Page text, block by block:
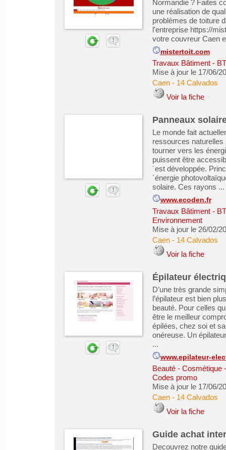
Normandie ? Faites
une réalisation de
problèmes de toiture
l'entreprise https://
votre couvreur Caen
mistertoit.com
Travaux Bâtiment -
Mise à jour le 17/06/
Caen- 14 Calvados
Voir la fiche
Panneaux
Le monde fait
ressources naturelles
tourner vers les
puissent être
´est développée.
´énergie
solaire. Ces rayons ...
www.ecoden.fr
Travaux Bâtiment -
Environnement
Mise à jour le 26/02/
Caen- 14 Calvados
Voir la fiche
Épilateur
D’une très grande
l’épilateur est bien
beauté. Pour celles
être le meilleur
épilées, chez soi et
onéreuse. Un
...
www.epilateur-
Beauté - Cosmétique
Codes promo
Mise à jour le 17/06/
Caen- 14 Calvados
Voir la fiche
Guide achat
Decouvrez notre